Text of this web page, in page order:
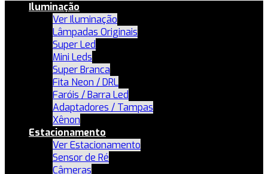
Iluminação
Ver Iluminação
Lâmpadas Originais
Super Led
Mini Leds
Super Branca
Fita Neon / DRL
Faróis / Barra Led
Adaptadores / Tampas
Xênon
Estacionamento
Ver Estacionamento
Sensor de Ré
Câmeras